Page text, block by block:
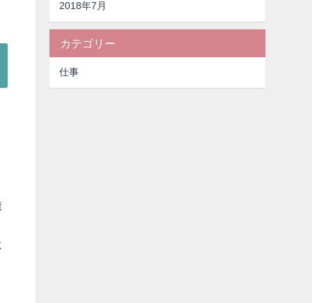
2018年7月
カテゴリー
仕事